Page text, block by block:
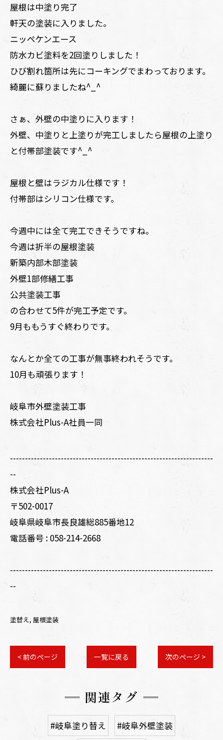
屋根は中塗り完了
軒天の塗装に入りました。
ニッペケンエース
防水カビ塗料を2回塗りしました！
ひび割れ箇所は先にコーキングでまわっております。
綺麗に蘇りましたね^_^
さぁ、外壁の中塗りに入ります！
外壁、中塗りと上塗りが完工しましたら屋根の上塗り
と付帯部塗装です^_^
屋根と壁はラジカル仕様です！
付帯部はシリコン仕様です。
今週中には全て完工できそうですね。
今週は折半の屋根塗装
新築内部木部塗装
外壁1部修繕工事
公共塗装工事
の合わせて5件が完工予定です。
9月ももうすぐ終わりです。
なんとか全ての工事が無事終われそうです。
10月も頑張ります！
岐阜市外壁塗装工事
株式会社Plus-A社員一同
--------------------------------------------------------------------
--
株式会社Plus-A
〒502-0017
岐阜県岐阜市長良雄総885番地12
電話番号 : 058-214-2668
--------------------------------------------------------------------
--
塗替え 屋根塗装
< 前のページ 一覧に戻る 次のページ >
関連タグ
#岐阜塗り替え #岐阜外壁塗装